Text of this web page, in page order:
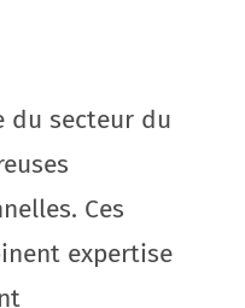
du secteur du
Ces
expertise